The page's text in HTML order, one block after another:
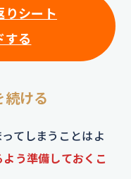
りシート
する
ける
てしまうことはよ
う準備しておくこ